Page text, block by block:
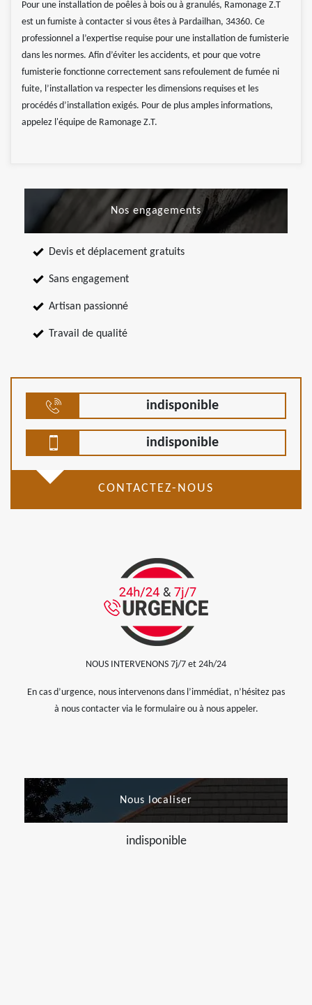
Pour une installation de poêles à bois ou à granulés, Ramonage Z.T
est un fumiste à contacter si vous êtes à Pardailhan, 34360. Ce
professionnel a l’expertise requise pour une installation de fumisterie
dans les normes. Afin d’éviter les accidents, et pour que votre
fumisterie fonctionne correctement sans refoulement de fumée ni
fuite, l’installation va respecter les dimensions requises et les
procédés d’installation exigés. Pour de plus amples informations,
appelez l'équipe de Ramonage Z.T.
Nos engagements
Devis et déplacement gratuits
Sans engagement
Artisan passionné
Travail de qualité
indisponible
indisponible
CONTACTEZ-NOUS
NOUS INTERVENONS 7j/7 et 24h/24
En cas d’urgence, nous intervenons dans l’immédiat, n’hésitez pas
à nous contacter via le formulaire ou à nous appeler.
Nous localiser
indisponible